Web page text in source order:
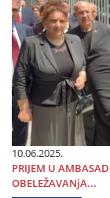
10.06.2025.
PRIЈEM U
OBELEŽAVANjA...